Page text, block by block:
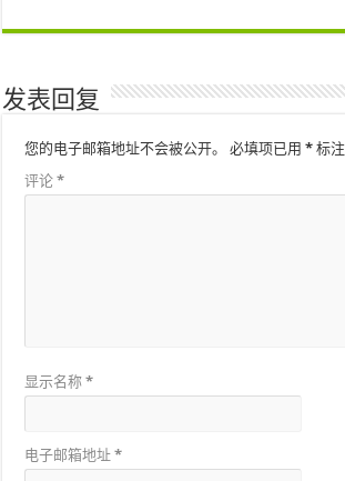
发表回复
您的电子邮箱地址不会被公开。 必填项已用* 标注
评论*
显示名称*
电子邮箱地址*